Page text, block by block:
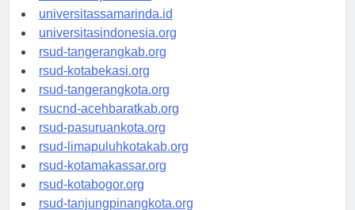
universitasjakarta.id
universitassamarinda.id
universitasindonesia.org
rsud-tangerangkab.org
rsud-kotabekasi.org
rsud-tangerangkota.org
rsucnd-acehbaratkab.org
rsud-pasuruankota.org
rsud-limapuluhkotakab.org
rsud-kotamakassar.org
rsud-kotabogor.org